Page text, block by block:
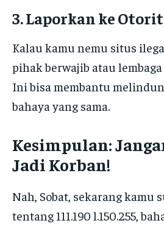
3. Laporkan ke
Kalau kamu nemu situs
pihak berwajib atau
Ini bisa membantu
bahaya yang sama.
Kesimpulan:
Jadi Korban!
Nah, Sobat, sekarang kamu
tentang 111.190 l.150.255,